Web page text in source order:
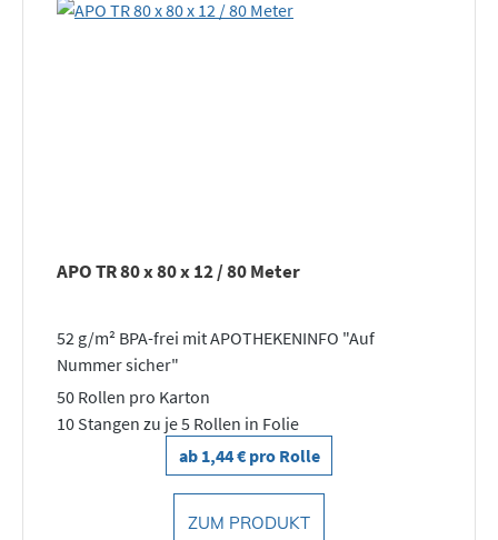
APO TR 80 x 80 x 12 / 80 Meter
52 g/m² BPA-frei mit APOTHEKENINFO "Auf
Nummer sicher"
50 Rollen pro Karton
10 Stangen zu je 5 Rollen in Folie
ab 1,44 € pro Rolle
ZUM PRODUKT